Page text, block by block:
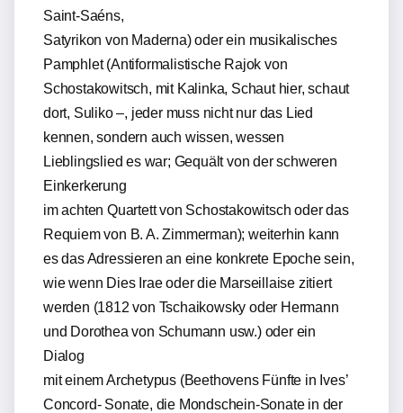
Saint-Saéns,
Satyrikon von Maderna) oder ein musikalisches
Pamphlet (Antiformalistische Rajok von
Schostakowitsch, mit Kalinka, Schaut hier, schaut
dort, Suliko –, jeder muss nicht nur das Lied
kennen, sondern auch wissen, wessen
Lieblingslied es war; Gequält von der schweren
Einkerkerung
im achten Quartett von Schostakowitsch oder das
Requiem von B. A. Zimmerman); weiterhin kann
es das Adressieren an eine konkrete Epoche sein,
wie wenn Dies Irae oder die Marseillaise zitiert
werden (1812 von Tschaikowsky oder Hermann
und Dorothea von Schumann usw.) oder ein
Dialog
mit einem Archetypus (Beethovens Fünfte in Ives’
Concord- Sonate, die Mondschein-Sonate in der